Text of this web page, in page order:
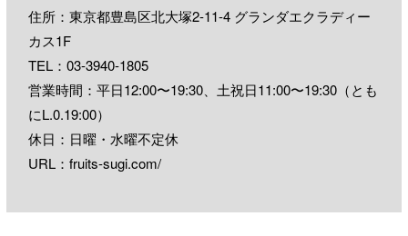
住所：東京都豊島区北大塚2-11-4 グランダエクラディー
カス1F
TEL： 03-3940-1805
営業時間：平日12:00〜19:30、土祝日11:00〜19:30（とも
にL.0.19:00）
休日：日曜・水曜不定休
URL： fruits-sugi.com/